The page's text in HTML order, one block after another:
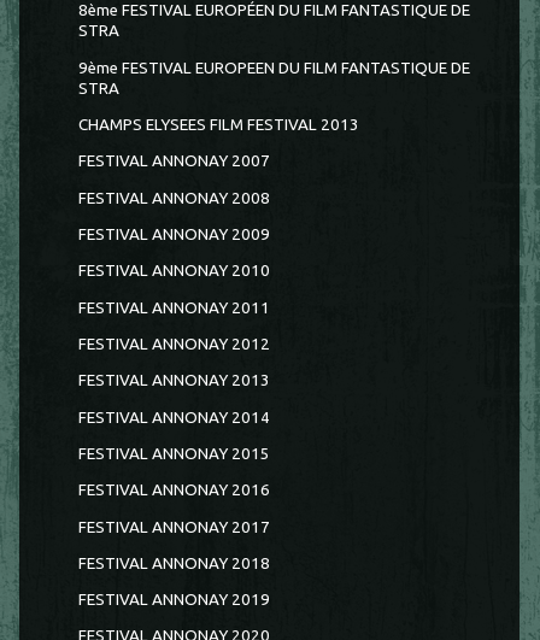
8ème FESTIVAL EUROPÉEN DU FILM FANTASTIQUE DE
STRA
9ème FESTIVAL EUROPEEN DU FILM FANTASTIQUE DE
STRA
CHAMPS ELYSEES FILM FESTIVAL 2013
FESTIVAL ANNONAY 2007
FESTIVAL ANNONAY 2008
FESTIVAL ANNONAY 2009
FESTIVAL ANNONAY 2010
FESTIVAL ANNONAY 2011
FESTIVAL ANNONAY 2012
FESTIVAL ANNONAY 2013
FESTIVAL ANNONAY 2014
FESTIVAL ANNONAY 2015
FESTIVAL ANNONAY 2016
FESTIVAL ANNONAY 2017
FESTIVAL ANNONAY 2018
FESTIVAL ANNONAY 2019
FESTIVAL ANNONAY 2020